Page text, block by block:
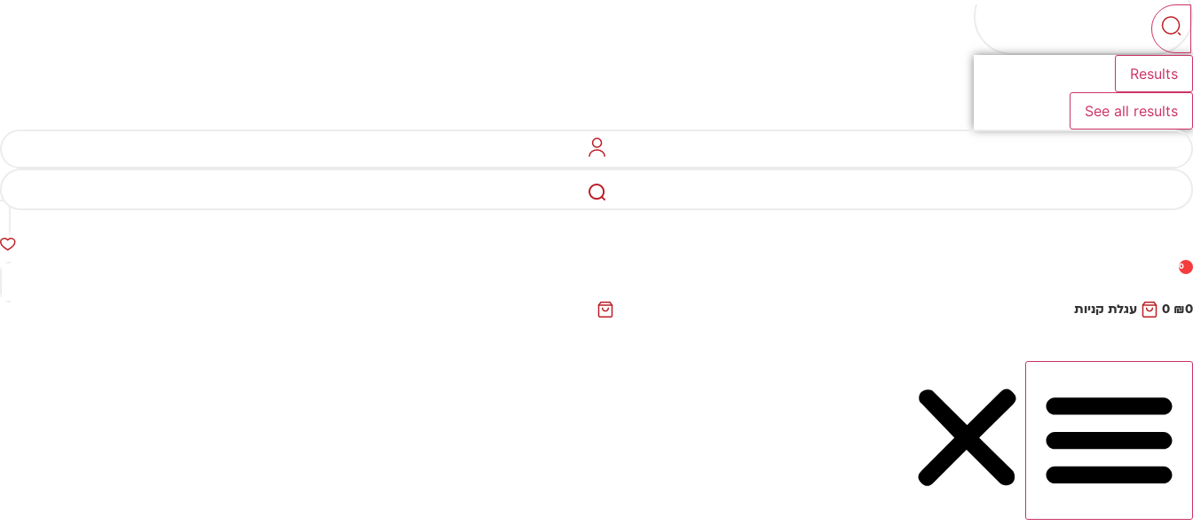
Results
See all results
0
₪0
0 עגלת קניות